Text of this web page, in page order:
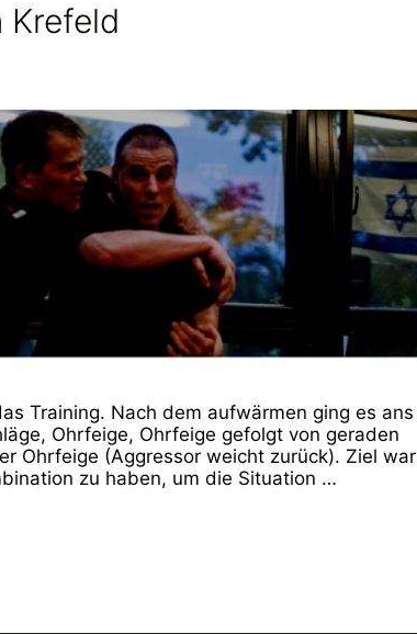
Krefeld
Training. Nach dem aufwärmen ging es ans
Ohrfeige, Ohrfeige gefolgt von geraden
Ohrfeige (Aggressor weicht zurück). Ziel war
zu haben, um die Situation …